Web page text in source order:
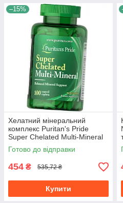
–15%
Хелатний мінеральний
комплекс Puritan's Pride
Super Chelated Multi-Mineral
100 таб
Готово до відправки
454 ₴ 535,72 ₴
Купити